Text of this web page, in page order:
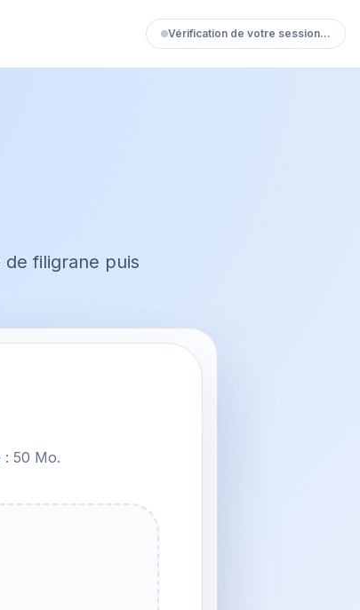
Vérification de votre session…
filigrane puis
: 50 Mo.